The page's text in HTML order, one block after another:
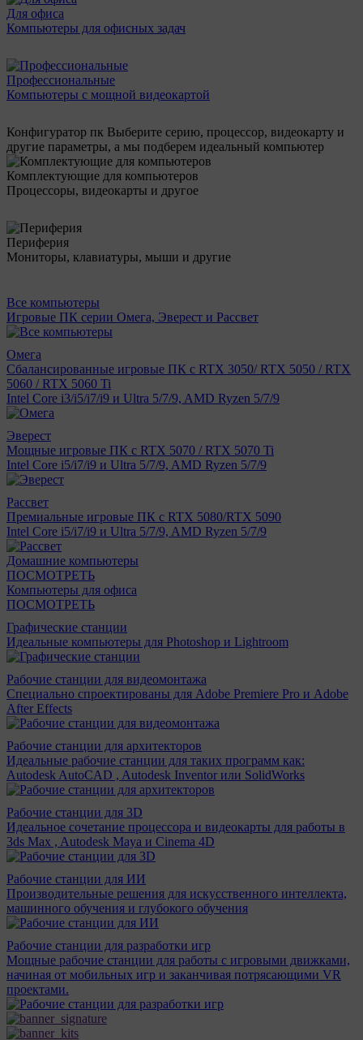
Для офиса
Компьютеры для офисных задач
Профессиональные
Компьютеры с мощной видеокартой
Конфигуратор пк Выберите серию, процессор, видеокарту и
другие параметры, а мы подберем идеальный компьютер
Комплектующие для компьютеров
Процессоры, видеокарты и другое
Периферия
Мониторы, клавиатуры, мыши и другие
Все компьютеры
Игровые ПК серии Омега, Эверест и Рассвет
Омега
Сбалансированные игровые ПК с RTX 3050/ RTX 5050 / RTX
5060 / RTX 5060 Ti
Intel Core i3/i5/i7/i9 и Ultra 5/7/9, AMD Ryzen 5/7/9
Эверест
Мощные игровые ПК с RTX 5070 / RTX 5070 Ti
Intel Core i5/i7/i9 и Ultra 5/7/9, AMD Ryzen 5/7/9
Рассвет
Премиальные игровые ПК с RTX 5080/RTX 5090
Intel Core i5/i7/i9 и Ultra 5/7/9, AMD Ryzen 5/7/9
Домашние компьютеры
ПОСМОТРЕТЬ
Компьютеры для офиса
ПОСМОТРЕТЬ
Графические станции
Идеальные компьютеры для Photoshop и Lightroom
Рабочие станции для видеомонтажа
Специально спроектированы для Adobe Premiere Pro и Adobe
After Effects
Рабочие станции для архитекторов
Идеальные рабочие станции для таких программ как:
Autodesk AutoCAD , Autodesk Inventor или SolidWorks
Рабочие станции для 3D
Идеальное сочетание процессора и видеокарты для работы в
3ds Max , Autodesk Maya и Cinema 4D
Рабочие станции для ИИ
Производительные решения для искусственного интеллекта,
машинного обучения и глубокого обучения
Рабочие станции для разработки игр
Мощные рабочие станции для работы с игровыми движками,
начиная от мобильных игр и заканчивая потрясающими VR
проектами.